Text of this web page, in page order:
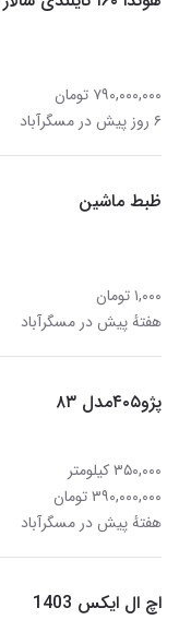
۷۹۰,۰۰۰,۰۰۰ تومان
۶ روز پیش در مسگرآباد
ظبط ماشین
۱,۰۰۰ تومان
هفتهٔ پیش در مسگرآباد
پژو۴۰۵مدل ۸۳
۳۵۰,۰۰۰ کیلومتر
۳۹۰,۰۰۰,۰۰۰ تومان
هفتهٔ پیش در مسگرآباد
اچ ال ایکس 1403